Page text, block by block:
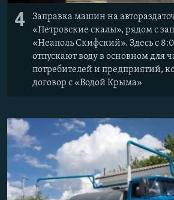
4
Заправка машин на
«Петровские скалы», рядом с
«Неаполь Скифский». Здесь с
отпускают воду в основном для
потребителей и предприятий,
договор с «Водой Крыма»